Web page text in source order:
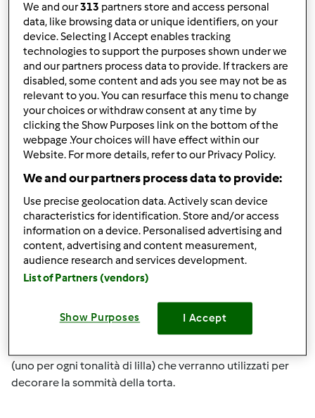
pennello da cucina
2 sac à poche (bocchetta a stella e bocchetta circolare
stretta)
Tappetino di silicone con motivi in rilievo
Esecuzione:
1. Prendere una piccola quantità di pasta di zucchero e
colorarla a piacere (noi abbiamo usato 3 differenti
tonalità di lilla).
aiutandosi con degli appositi stampini, ricavare tanti
piccoli fiori. Disporre al centro di ogni fiorellino un
(uno per ogni tonalità di lilla) che verranno utilizzati per
decorare la sommità della torta.
We and our313 partners store and access personal
data, like browsing data or unique identifiers, on your
device. Selecting I Accept enables tracking
technologies to support the purposes shown under we
and our partners process data to provide. If trackers are
disabled, some content and ads you see may not be as
relevant to you. You can resurface this menu to change
your choices or withdraw consent at any time by
clicking the Show Purposes link on the bottom of the
webpage .Your choices will have effect within our
Website. For more details, refer to our Privacy Policy.
We and our partners process data to provide:
Use precise geolocation data. Actively scan device
characteristics for identification. Store and/or access
information on a device. Personalised advertising and
content, advertising and content measurement,
audience research and services development.
List of Partners (vendors)
Show Purposes I Accept